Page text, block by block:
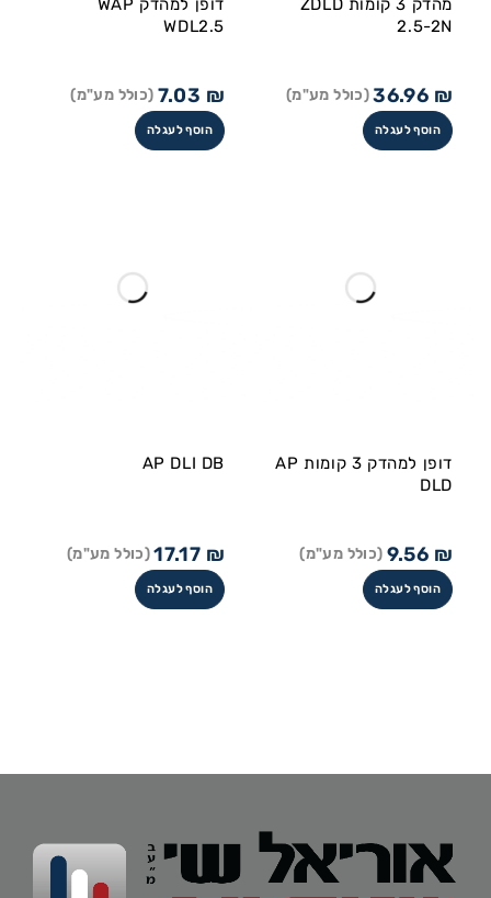
מהדק 3 קומות ZDLD
2.5-2N
36.96 ₪ (כולל מע"מ)
הוסף לעגלה
דופן למהדק WAP
WDL2.5
7.03 ₪ (כולל מע"מ)
הוסף לעגלה
דופן למהדק 3 קומות AP
DLD
9.56 ₪ (כולל מע"מ)
הוסף לעגלה
AP DLI DB
17.17 ₪ (כולל מע"מ)
הוסף לעגלה